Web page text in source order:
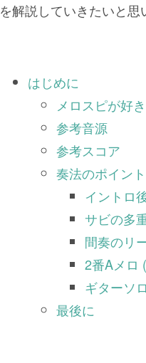
を解説していきたいと思
はじめに
メロスピが好き
参考音源
参考スコア
奏法のポイント
イントロ
サビの多
間奏のリ
2番Aメロ
ギターソ
最後に